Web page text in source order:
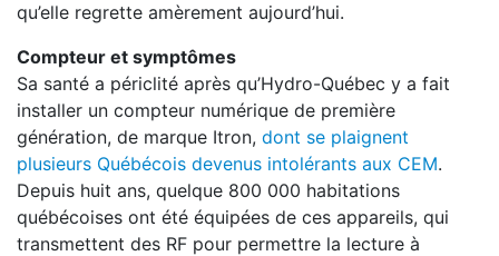
qu’elle regrette amèrement aujourd’hui.
Compteur et symptômes
Sa santé a périclité après qu’Hydro-­Québec y a fait
installer un compteur numérique de première
génération, de marque Itron, dont se plaignent
plusieurs Québécois devenus intolérants aux CEM.
Depuis huit ans, quelque 800 000 habitations
québécoises ont été équipées de ces appareils, qui
transmettent des RF pour permettre la lecture à